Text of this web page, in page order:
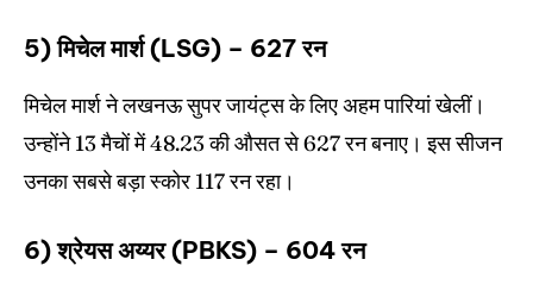
5) मिचेल मार्श (LSG) – 627 रन
मिचेल मार्श ने लखनऊ सुपर जायंट्स के लिए अहम पारियां खेलीं।
उन्होंने 13 मैचों में 48.23 की औसत से 627 रन बनाए। इस सीजन
उनका सबसे बड़ा स्कोर 117 रन रहा।
6) श्रेयस अय्यर (PBKS) – 604 रन